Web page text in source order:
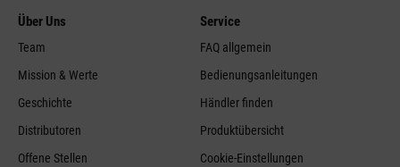
Über Uns
Team
Mission & Werte
Geschichte
Distributoren
Offene Stellen
Service
FAQ allgemein
Bedienungsanleitungen
Händler finden
Produktübersicht
Cookie-Einstellungen